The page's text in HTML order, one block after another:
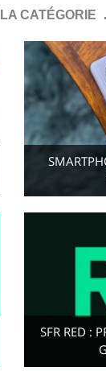
CATÉGORIE
SFR RED :